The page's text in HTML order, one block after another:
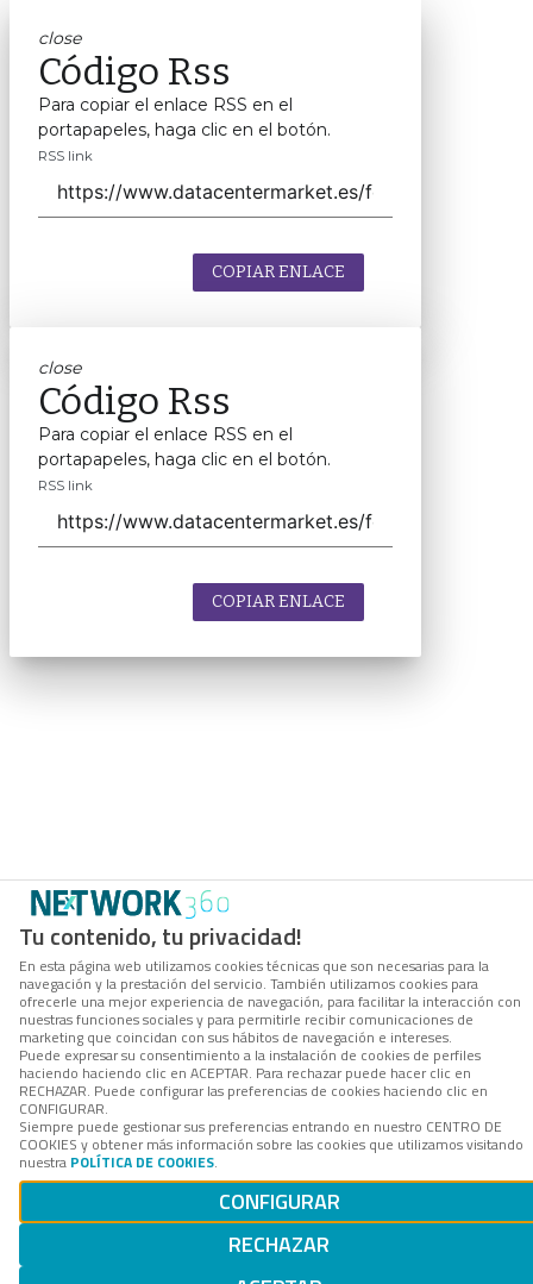
Tu contenido, tu privacidad!
En esta página web utilizamos cookies técnicas que son necesarias para la
navegación y la prestación del servicio. También utilizamos cookies para
ofrecerle una mejor experiencia de navegación, para facilitar la interacción con
nuestras funciones sociales y para permitirle recibir comunicaciones de
marketing que coincidan con sus hábitos de navegación e intereses.
Puede expresar su consentimiento a la instalación de cookies de perfiles
haciendo haciendo clic en ACEPTAR. Para rechazar puede hacer clic en
RECHAZAR. Puede configurar las preferencias de cookies haciendo clic en
CONFIGURAR.
Siempre puede gestionar sus preferencias entrando en nuestro CENTRO DE
COOKIES y obtener más información sobre las cookies que utilizamos visitando
nuestra POLÍTICA DE COOKIES.
CONFIGURAR
RECHAZAR
close
Código Rss
Para copiar el enlace RSS en el
portapapeles, haga clic en el botón.
RSS link
COPIAR ENLACE
close
Código Rss
Para copiar el enlace RSS en el
portapapeles, haga clic en el botón.
RSS link
COPIAR ENLACE